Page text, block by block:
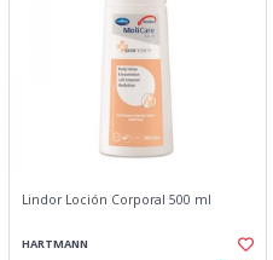
Lindor Loción Corporal 500 ml
HARTMANN